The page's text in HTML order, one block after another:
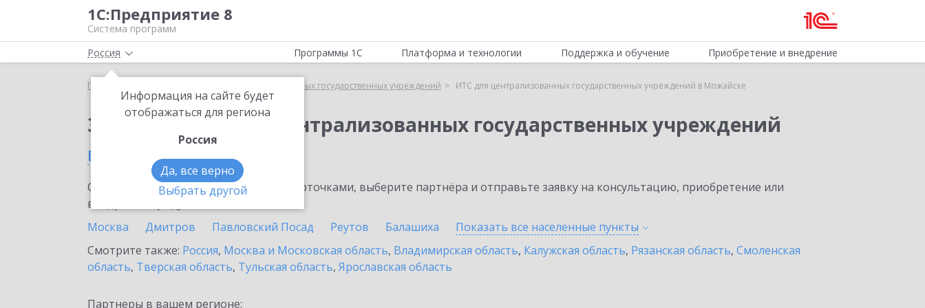
1С:Предприятие 8
Система программ
Россия
Информация на сайте будет
отображаться для региона
Россия
Да, все верно
Выбрать другой
Программы 1С Платформа и технологии Поддержка и обучение Приобретение и внедрение
Главная ИТС для централизованных государственных учреждений ИТС для централизованных государственных учреждений в Можайске
Заказать ИТС для централизованных государственных учреждений
в Можайске
Ознакомьтесь с информационными карточками, выберите партнёра и отправьте заявку на консультацию, приобретение или
внедрение продукта.
Москва
Дмитров Павловский Посад Реутов Балашиха Показать все населенные пункты
Смотрите также: Россия, Москва и Московская область, Владимирская область, Калужская область, Рязанская область, Смоленская
область, Тверская область, Тульская область, Ярославская область
Партнеры в вашем регионе: